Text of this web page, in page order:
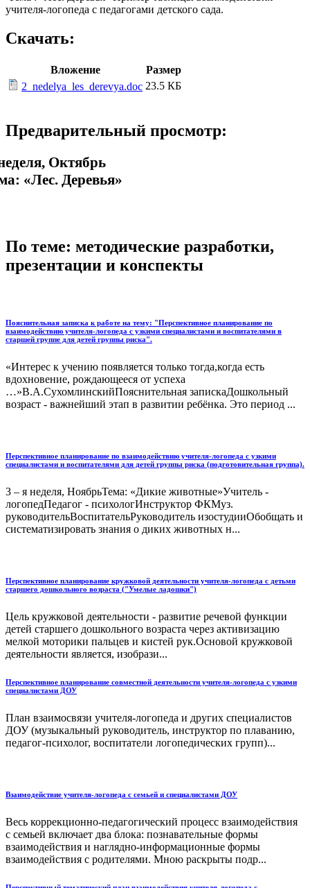
учителя-логопеда с педагогами детского сада.
Скачать:
Вложение
Размер
2_nedelya_les_derevya.doc 23.5 КБ
Предварительный просмотр:
Октябрь
«Лес. Деревья»
По теме: методические разработки,
презентации и конспекты
Пояснительная записка к работе на тему: "Перспективное планирование по
взаимодействию учителя-логопеда с узкими специалистами и воспитателями в
старшей группе для детей группы риска".
«Интерес к учению появляется только тогда,когда есть
вдохновение, рождающееся от успеха
…»В.А.СухомлинскийПояснительная запискаДошкольный
возраст - важнейший этап в развитии ребёнка. Это период ...
Перспективное планирование по взаимодействию учителя-логопеда с узкими
специалистами и воспитателями для детей группы риска (подготовительная группа).
3 – я неделя, НоябрьТема: «Дикие животные»Учитель -
логопедПедагог - психологИнструктор ФКМуз.
руководительВоспитательРуководитель изостудииОбобщать и
систематизировать знания о диких животных н...
Перспективное планирование кружковой деятельности учителя-логопеда с детьми
старшего дошкольного возраста ("Умелые ладошки")
Цель кружковой деятельности - развитие речевой функции
детей старшего дошкольного возраста через активизацию
мелкой моторики пальцев и кистей рук.Основой кружковой
деятельности является, изобрази...
Перспективное планирование совместной деятельности учителя-логопеда с узкими
специалистами ДОУ
План взаимосвязи учителя-логопеда и других специалистов
ДОУ (музыкальный руководитель, инструктор по плаванию,
педагог-психолог, воспитатели логопедических групп)...
Взаимодействие учителя-логопеда с семьей и специалистами ДОУ
Весь коррекционно-педагогический процесс взаимодействия
с семьей включает два блока: познавательные формы
взаимодействия и наглядно-информационные формы
взаимодействия с родителями. Мною раскрыты подр...